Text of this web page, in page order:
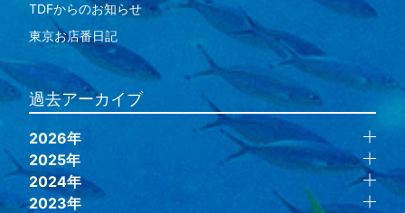
TDFからのお知らせ
東京お店番日記
過去アーカイブ
2026年
2025年
2024年
2023年